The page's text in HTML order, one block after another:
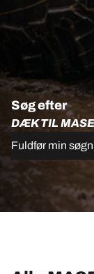
Søg efter
DÆK TIL
Fuldfør min